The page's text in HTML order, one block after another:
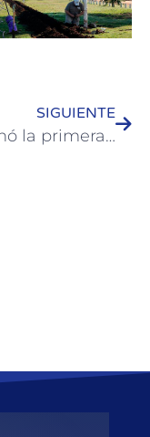
SIGUIENTE
Culminó la primera etapa de capacitación a inspectores municipales de Colón